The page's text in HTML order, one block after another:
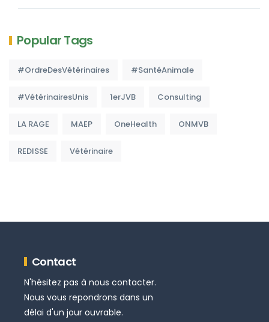
Popular Tags
#OrdreDesVétérinaires #SantéAnimale
#VétérinairesUnis 1erJVB Consulting
LA RAGE MAEP OneHealth ONMVB
REDISSE Vétérinaire
Contact
N'hésitez pas à nous contacter.
Nous vous repondrons dans un
délai d'un jour ouvrable.